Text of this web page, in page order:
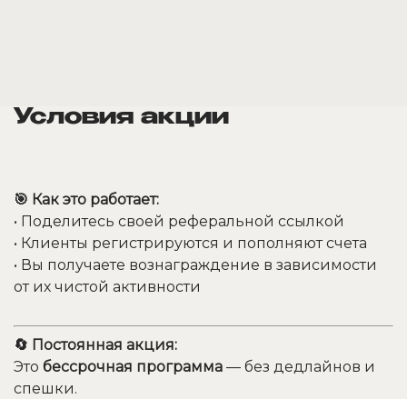
Условия акции
🎯 Как это работает:
• Поделитесь своей реферальной ссылкой
• Клиенты регистрируются и пополняют счета
• Вы получаете вознаграждение в зависимости
от их чистой активности
🔄 Постоянная акция:
Это бессрочная программа — без дедлайнов и
спешки.